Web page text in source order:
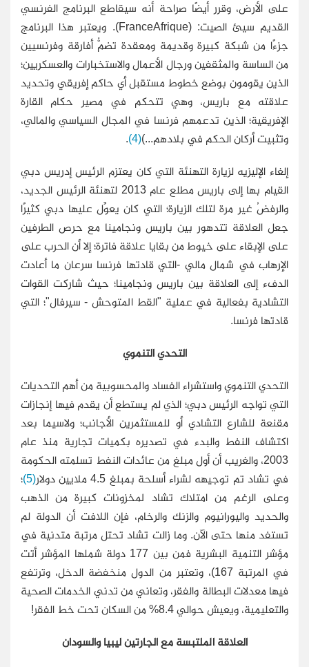
على الأرض، وقرر أيضًا صراحة أنه سيقاطع البرنامج الفرنسي
القديم سيئ الصيت: (FranceAfrique). ويعتبر هذا البرنامج
جزءًا من شبكة كبيرة وقديمة ومعقدة تضمُّ أفارقة وفرنسيين
من الساسة والمثقفين ورجال الأعمال والاستخبارات والعسكريين؛
الذين يقومون بوضع خطوط مستقبل أي حاكم إفريقي وتحديد
علاقته مع باريس، وهي تتحكم في مصير حكام القارة
الإفريقية؛ الذين تدعمهم فرنسا في المجال السياسي والمالي،
وتثبيت أركان الحكم في بلادهم...)(4)
.
إلغاء الإليزيه لزيارة التهنئة التي كان يعتزم الرئيس إدريس دبي
القيام بها إلى باريس مطلع عام 2013 لتهنئة الرئيس الجديد،
والرفضُ غير مرة لتلك الزيارة؛ التي كان يعوِّل عليها دبي كثيرًا
جعل العلاقة تتدهور بين باريس ونجامينا مع حرص الطرفين
على الإبقاء على خيوط من بقايا علاقة فاترة؛ إلا أن الحرب على
الإرهاب في شمال مالي -التي قادتها فرنسا سرعان ما أعادت
الدفء إلى العلاقة بين باريس ونجامينا؛ حيث شاركت القوات
التشادية بفعالية في عملية "القط المتوحش - سيرفال"؛ التي
قادتها فرنسا.
التحدي التنموي
التحدي التنموي واستشراء الفساد والمحسوبية من أهم التحديات
التي تواجه الرئيس دبي؛ الذي لم يستطع أن يقدم فيها إنجازات
مقنعة للشارع التشادي أو للمستثمرين الأجانب؛ ولاسيما بعد
اكتشاف النفط والبدء في تصديره بكميات تجارية منذ عام
2003، والغريب أن أول مبلغ من عائدات النفط تسلمته الحكومة
في تشاد تم توجيهه لشراء أسلحة بمبلغ 4.5 ملايين دولار
(5)
؛
وعلى الرغم من امتلاك تشاد لمخزونات كبيرة من الذهب
والحديد واليورانيوم والزنك والرخام، فإن اللافت أن الدولة لم
تستفد منها حتى الآن. وما زالت تشاد تحتل مرتبة متدنية في
مؤشر التنمية البشرية فمن بين 177 دولة شملها المؤشر أتت
في المرتبة 167)، وتعتبر من الدول منخفضة الدخل، وترتفع
فيها معدلات البطالة والفقر، وتعاني من تدني الخدمات الصحية
والتعليمية، ويعيش حوالي 8.4% من السكان تحت خط الفقر!
العلاقة الملتبسة مع الجارتين ليبيا والسودان